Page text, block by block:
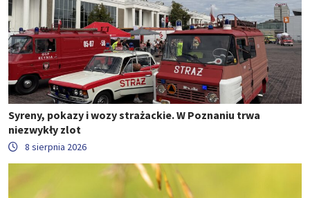
Syreny, pokazy i wozy strażackie. W Poznaniu trwa
niezwykły zlot
8 sierpnia 2026